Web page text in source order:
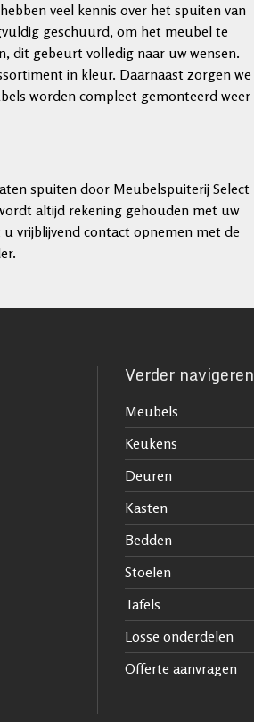
veel kennis over het spuiten van
geschuurd, om het meubel te
dit gebeurt volledig naar uw wensen.
in kleur. Daarnaast zorgen we
worden compleet gemonteerd weer
spuiten door Meubelspuiterij Select
altijd rekening gehouden met uw
vrijblijvend contact opnemen met de
Verder navigeren
Meubels
Keukens
Deuren
Kasten
Bedden
Stoelen
Tafels
Losse onderdelen
Offerte aanvragen